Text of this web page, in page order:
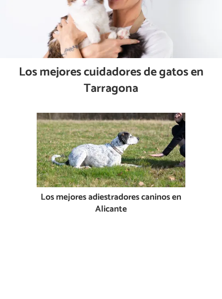
Los mejores cuidadores de gatos en
Tarragona
Los mejores adiestradores caninos en
Alicante